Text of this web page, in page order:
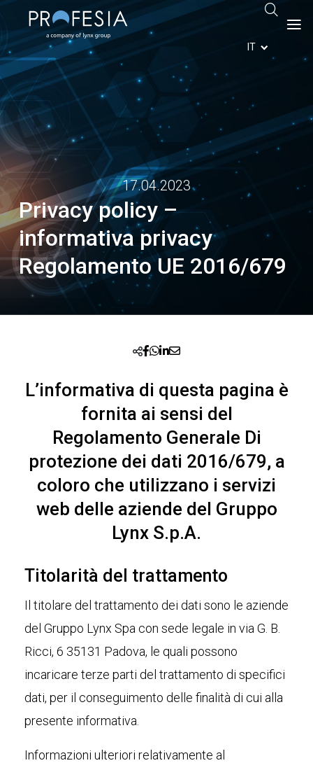
IT
17.04.2023
Privacy policy –
informativa privacy
Regolamento UE 2016/679
L’informativa di questa pagina è
fornita ai sensi del
Regolamento Generale Di
protezione dei dati 2016/679, a
coloro che utilizzano i servizi
web delle aziende del Gruppo
Lynx S.p.A.
Titolarità del trattamento
Il titolare del trattamento dei dati sono le aziende
del Gruppo Lynx Spa con sede legale in via G. B.
Ricci, 6 35131 Padova, le quali possono
incaricare terze parti del trattamento di specifici
dati, per il conseguimento delle finalità di cui alla
presente informativa.
Informazioni ulteriori relativamente al